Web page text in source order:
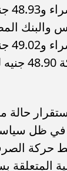
والبنك
في ظل
حركة
المتعلقة